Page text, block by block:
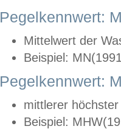
Pegelkennwert:
Mittelwert der
Beispiel:
Pegelkennwert:
mittlerer
Beispiel: